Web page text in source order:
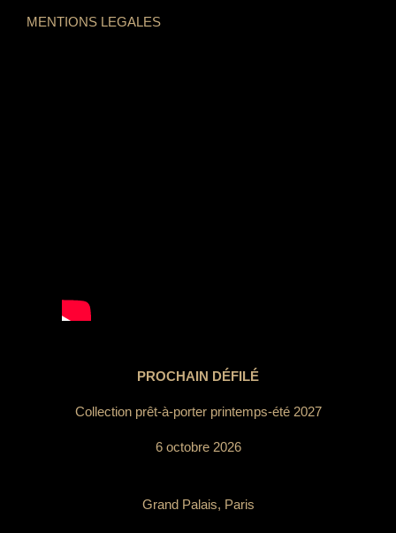
MENTIONS LEGALES
PROCHAIN DÉFILÉ
Collection prêt-à-porter printemps-été 2027
6 octobre 2026
Grand Palais, Paris